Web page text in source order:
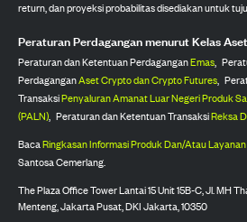
return, dan proyeksi probabilitas disediakan untuk
Peraturan Perdagangan menurut Kelas
Peraturan dan Ketentuan PerdaganganEmas,
PerdaganganAset Crypto dan Crypto Futures,
TransaksiPenyaluran Amanat Luar Negeri Produk
(PALN), Peraturan dan Ketentuan TransaksiReksa
BacaRingkasan Informasi Produk Dan/Atau
Santosa Cemerlang.
The Plaza Office Tower Lantai 15 Unit 15B-C, Jl. MH
Menteng, Jakarta Pusat, DKI Jakarta, 10350